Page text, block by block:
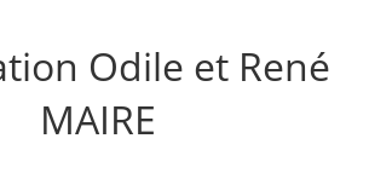
Odile et René
MAIRE